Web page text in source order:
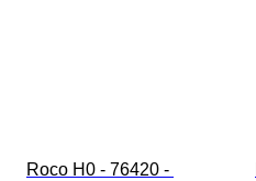
Roco H0 - 76420 -